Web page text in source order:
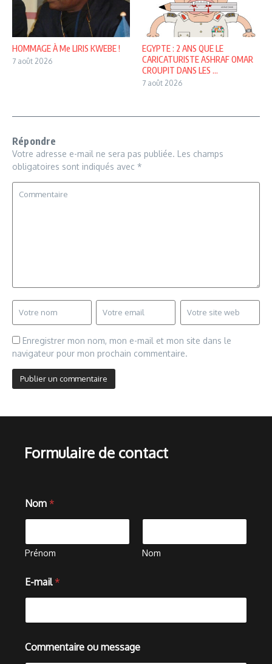
HOMMAGE À Me LIRIS KWEBE !
7 août 2026
EGYPTE : 2 ANS QUE LE
CARICATURISTE ASHRAF OMAR
CROUPIT DANS LES ...
7 août 2026
Répondre
Votre adresse e-mail ne sera pas publiée. Les champs
obligatoires sont indiqués avec *
Enregistrer mon nom, mon e-mail et mon site dans le
navigateur pour mon prochain commentaire.
Formulaire de contact
Nom *
Prénom Nom
E-mail *
e
s
Commentaire ou message